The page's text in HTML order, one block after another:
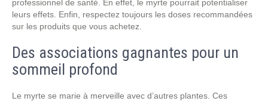
professionnel de santé. En effet, le myrte pourrait potentialiser
leurs effets. Enfin, respectez toujours les doses recommandées
sur les produits que vous achetez.
Des associations gagnantes pour un
sommeil profond
Le myrte se marie à merveille avec d’autres plantes. Ces